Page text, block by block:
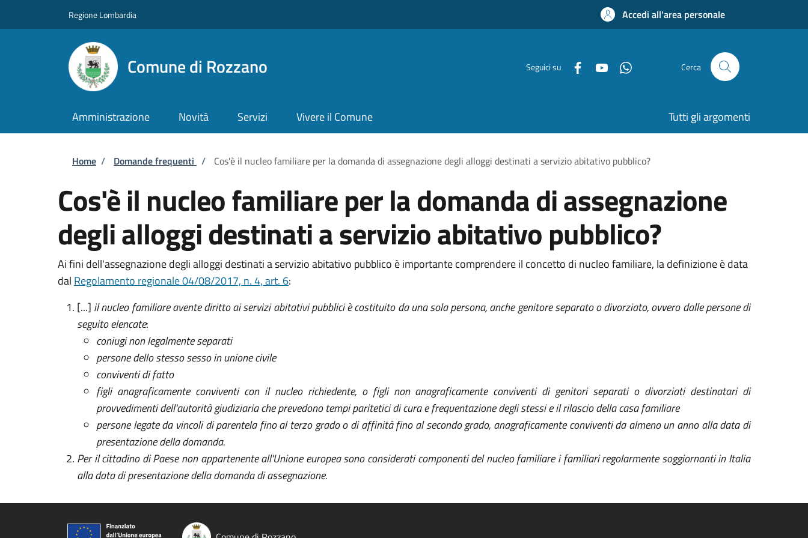
Regione Lombardia Accedi all'area personale
Comune di Rozzano Seguici su Cerca
Amministrazione Novità Servizi Vivere il Comune Tutti gli argomenti
Briciole di pane
Home / Domande frequenti / Cos'è il nucleo familiare per la domanda di assegnazione degli alloggi destinati a servizio abitativo pubblico?
Cos'è il nucleo familiare per la domanda di assegnazione
degli alloggi destinati a servizio abitativo pubblico?
Ai fini dell'assegnazione degli alloggi destinati a servizio abitativo pubblico è importante comprendere il concetto di nucleo familiare, la definizione è data
dal Regolamento regionale 04/08/2017, n. 4, art. 6:
[...] il nucleo familiare avente diritto ai servizi abitativi pubblici è costituito da una sola persona, anche genitore separato o divorziato, ovvero dalle persone di
seguito elencate:
coniugi non legalmente separati
persone dello stesso sesso in unione civile
conviventi di fatto
figli anagraficamente conviventi con il nucleo richiedente, o figli non anagraficamente conviventi di genitori separati o divorziati destinatari di
provvedimenti dell'autorità giudiziaria che prevedono tempi paritetici di cura e frequentazione degli stessi e il rilascio della casa familiare
persone legate da vincoli di parentela fino al terzo grado o di affinità fino al secondo grado, anagraficamente conviventi da almeno un anno alla data di
presentazione della domanda.
Per il cittadino di Paese non appartenente all'Unione europea sono considerati componenti del nucleo familiare i familiari regolarmente soggiornanti in Italia
alla data di presentazione della domanda di assegnazione.